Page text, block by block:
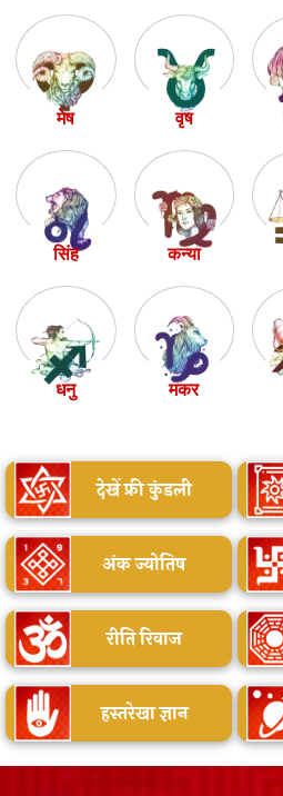
मेष वृष
सिंह कन्या
धनु मकर
देखें फ्री कुंडली
अंक ज्योतिष
रीति रिवाज
हस्तरेखा ज्ञान